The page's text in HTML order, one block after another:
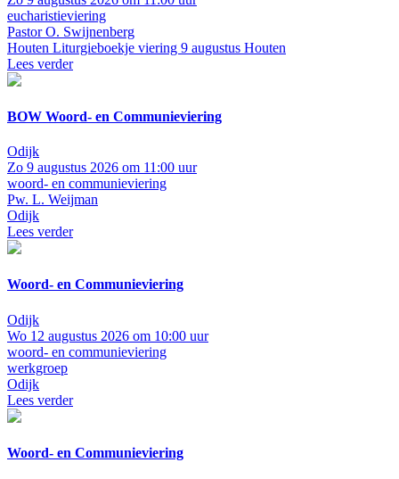
eucharistieviering
Pastor O. Swijnenberg
Houten Liturgieboekje viering 9 augustus Houten
Lees verder
BOW Woord- en Communieviering
Odijk
Zo 9 augustus 2026 om 11:00 uur
woord- en communieviering
Pw. L. Weijman
Odijk
Lees verder
Woord- en Communieviering
Odijk
Wo 12 augustus 2026 om 10:00 uur
woord- en communieviering
werkgroep
Odijk
Lees verder
Woord- en Communieviering